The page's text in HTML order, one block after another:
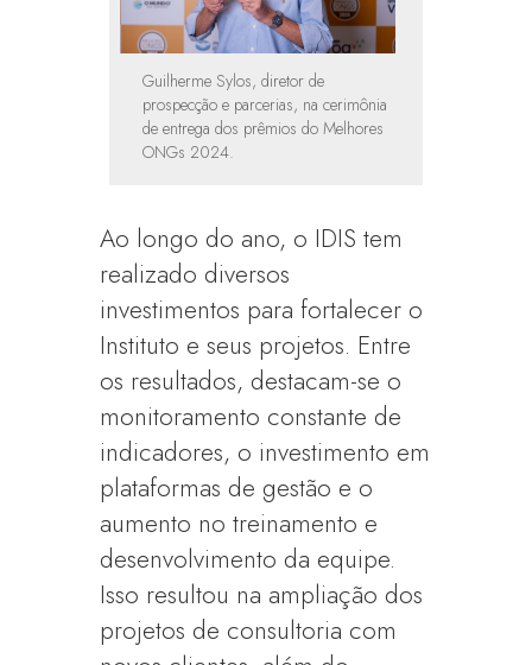
Guilherme Sylos, diretor de
prospecção e parcerias, na cerimônia
de entrega dos prêmios do Melhores
ONGs 2024.
Ao longo do ano, o IDIS tem
realizado diversos
investimentos para fortalecer o
Instituto e seus projetos. Entre
os resultados, destacam-se o
monitoramento constante de
indicadores, o investimento em
plataformas de gestão e o
aumento no treinamento e
desenvolvimento da equipe.
Isso resultou na ampliação dos
projetos de consultoria com